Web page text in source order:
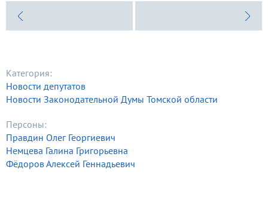
Категория:
Новости депутатов
Новости Законодательной Думы Томской области
Персоны:
Правдин Олег Георгиевич
Немцева Галина Григорьевна
Фёдоров Алексей Геннадьевич